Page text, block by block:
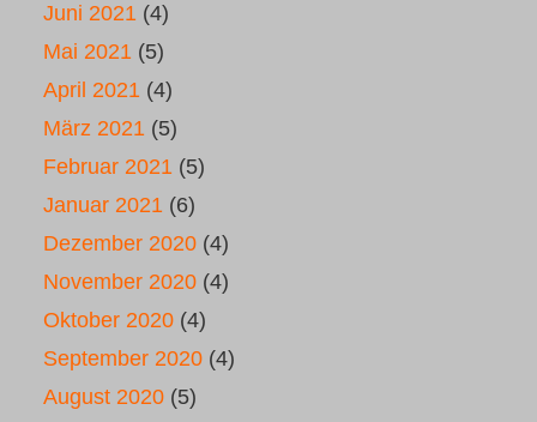
Juni 2021 (4)
Mai 2021 (5)
April 2021 (4)
März 2021 (5)
Februar 2021 (5)
Januar 2021 (6)
Dezember 2020 (4)
November 2020 (4)
Oktober 2020 (4)
September 2020 (4)
August 2020 (5)